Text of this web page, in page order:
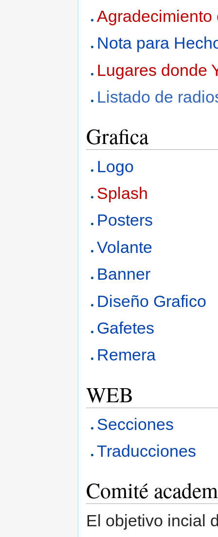
Agradecimiento
Nota para
Lugares donde
Listado de
Grafica
Logo
Splash
Posters
Volante
Banner
Diseño Grafico
Gafetes
Remera
WEB
Secciones
Traducciones
Comité
El objetivo incial